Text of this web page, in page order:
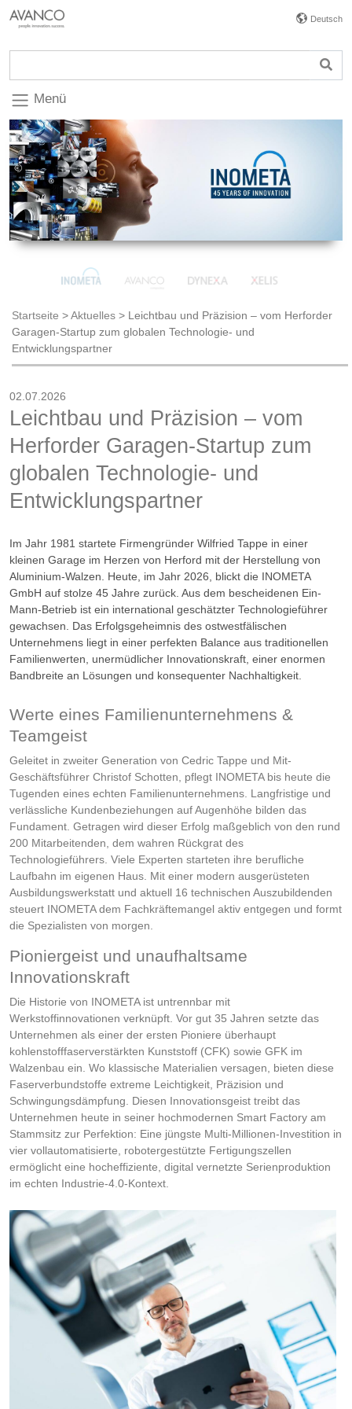
Deutsch
Menü
Startseite >Aktuelles > Leichtbau und Präzision – vom Herforder
Garagen-Startup zum globalen Technologie- und
Entwicklungspartner
02.07.2026
Leichtbau und Präzision – vom
Herforder Garagen-Startup zum
globalen Technologie- und
Entwicklungspartner
Im Jahr 1981 startete Firmengründer Wilfried Tappe in einer
kleinen Garage im Herzen von Herford mit der Herstellung von
Aluminium-Walzen. Heute, im Jahr 2026, blickt die INOMETA
GmbH auf stolze 45 Jahre zurück. Aus dem bescheidenen Ein-
Mann-Betrieb ist ein international geschätzter Technologieführer
gewachsen. Das Erfolgsgeheimnis des ostwestfälischen
Unternehmens liegt in einer perfekten Balance aus traditionellen
Familienwerten, unermüdlicher Innovationskraft, einer enormen
Bandbreite an Lösungen und konsequenter Nachhaltigkeit.
Werte eines Familienunternehmens &
Teamgeist
Geleitet in zweiter Generation von Cedric Tappe und Mit-
Geschäftsführer Christof Schotten, pflegt INOMETA bis heute die
Tugenden eines echten Familienunternehmens. Langfristige und
verlässliche Kundenbeziehungen auf Augenhöhe bilden das
Fundament. Getragen wird dieser Erfolg maßgeblich von den rund
200 Mitarbeitenden, dem wahren Rückgrat des
Technologieführers. Viele Experten starteten ihre berufliche
Laufbahn im eigenen Haus. Mit einer modern ausgerüsteten
Ausbildungswerkstatt und aktuell 16 technischen Auszubildenden
steuert INOMETA dem Fachkräftemangel aktiv entgegen und formt
die Spezialisten von morgen.
Pioniergeist und unaufhaltsame
Innovationskraft
Die Historie von INOMETA ist untrennbar mit
Werkstoffinnovationen verknüpft. Vor gut 35 Jahren setzte das
Unternehmen als einer der ersten Pioniere überhaupt
kohlenstofffaserverstärkten Kunststoff (CFK) sowie GFK im
Walzenbau ein. Wo klassische Materialien versagen, bieten diese
Faserverbundstoffe extreme Leichtigkeit, Präzision und
Schwingungsdämpfung. Diesen Innovationsgeist treibt das
Unternehmen heute in seiner hochmodernen Smart Factory am
Stammsitz zur Perfektion: Eine jüngste Multi-Millionen-Investition in
vier vollautomatisierte, robotergestützte Fertigungszellen
ermöglicht eine hocheffiziente, digital vernetzte Serienproduktion
im echten Industrie-4.0-Kontext.